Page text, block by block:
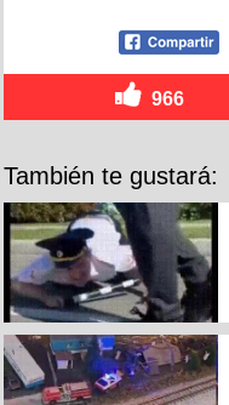
966
También te gustará: